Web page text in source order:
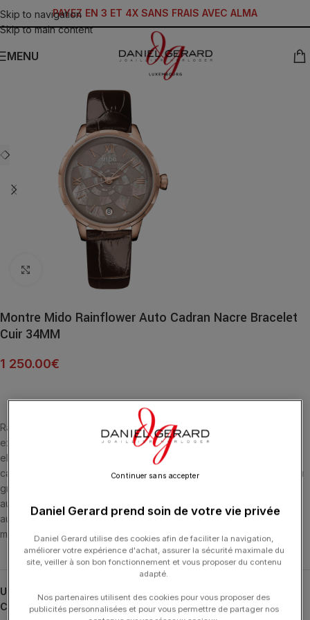
Skip to navigation
Skip to main content
PAYEZ EN 3 ET 4X SANS FRAIS AVEC ALMA
MENU
Click to enlarge
Montre Mido Rainflower Auto Cadran Nacre Bracelet
Cuir 34MM
1 250.00€
Raffinée et sobre, la nouvelle montre suisse Rainflower se veut
exclusivement féminine. Grâce à ses lignes douces et arrondies,
elle offre un style tout en délicatesse. Discrets ou étincelants, les
cadrans des différentes montres sont tous subtilement décorés ou
gravés d’une fleur de lotus. Dotée du Calibre 80, un mouvement
automatique de dernière génération, la Rainflower offre une
autonomie exceptionnelle allant jusqu’à 80 heures de réserve de
marche.
UGS :
Catégories : HORLOGERIE, MIDO, Rainflower
Daniel Gerard prend soin de votre vie privée
Daniel Gerard utilise des cookies afin de faciliter la navigation,
améliorer votre expérience d'achat, assurer la sécurité maximale du
site, veiller à son bon fonctionnement et vous proposer du contenu
adapté.
Nos partenaires utilisent des cookies pour vous proposer des
publicités personnalisées et pour vous permettre de partager nos
Continuer sans accepter